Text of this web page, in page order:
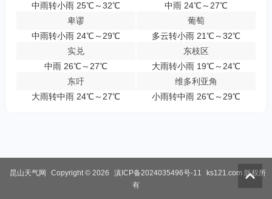
中雨转小雨 25℃～32℃
中雨 24℃～27℃
卑谬
中雨转小雨 24℃～29℃
葡萄
多云转小雨 21℃～32℃
实兑
中雨 26℃～27℃
东枝区
大雨转小雨 19℃～24℃
东吁
大雨转中雨 24℃～27℃
维多利亚角
小雨转中雨 26℃～29℃
昆山天气网 Copyright © 2026 滇ICP备2024035496号-11 ks121.com 版权所
有